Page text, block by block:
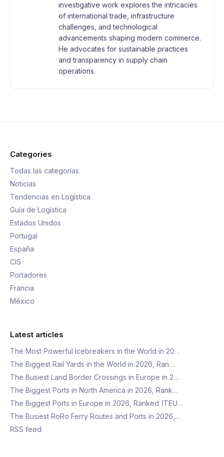
investigative work explores the intricacies
of international trade, infrastructure
challenges, and technological
advancements shaping modern commerce.
He advocates for sustainable practices
and transparency in supply chain
operations.
Categories
Todas las categorías
Noticias
Tendencias en Logística
Guía de Logística
Estados Unidos
Portugal
España
CIS
Portadores
Francia
México
Latest articles
The Most Powerful Icebreakers in the World in 20…
The Biggest Rail Yards in the World in 2026, Ran…
The Busiest Land Border Crossings in Europe in 2…
The Biggest Ports in North America in 2026, Rank…
The Biggest Ports in Europe in 2026, Ranked (TEU…
The Busiest RoRo Ferry Routes and Ports in 2026,…
RSS feed